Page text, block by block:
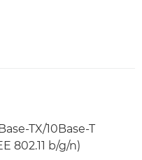
TX/10Base-T
802.11 b/g/n)